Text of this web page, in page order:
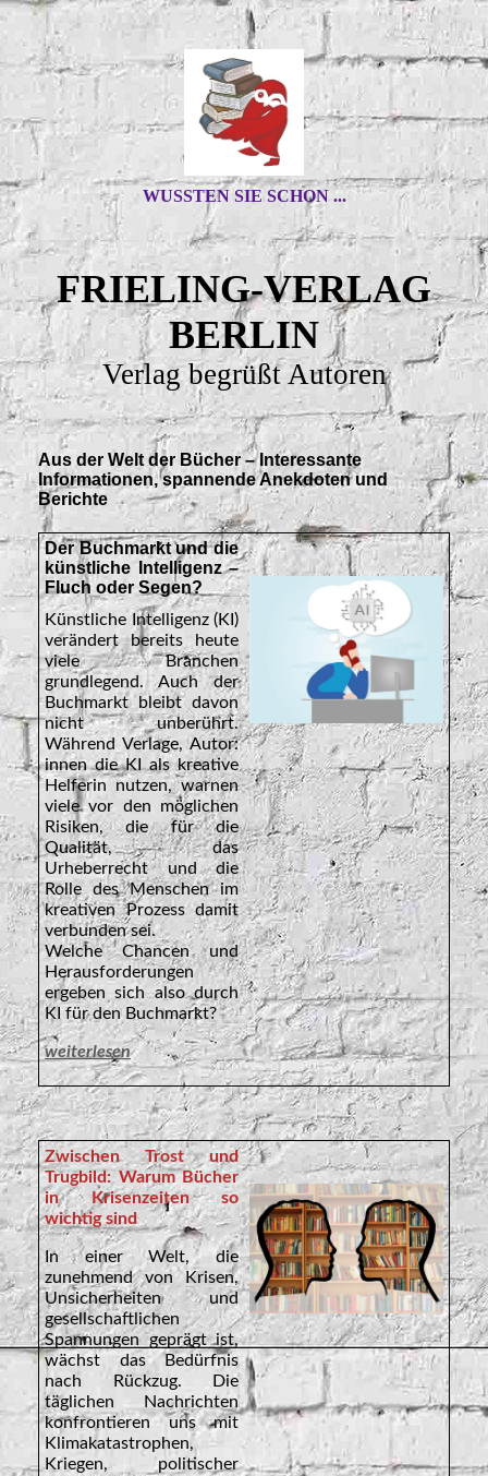
WUSSTEN SIE SCHON ...
FRIELING-VERLAG
BERLIN
Verlag begrüßt Autoren
Aus der Welt der Bücher – Interessante
Informationen, spannende Anekdoten und
Berichte
Der Buchmarkt und die
künstliche Intelligenz –
Fluch oder Segen?
Künstliche Intelligenz (KI)
verändert bereits heute
viele Branchen
grundlegend. Auch der
Buchmarkt bleibt davon
nicht unberührt.
Während Verlage, Autor:
innen die KI als kreative
Helferin nutzen, warnen
viele vor den möglichen
Risiken, die für die
Qualität, das
Urheberrecht und die
Rolle des Menschen im
kreativen Prozess damit
verbunden sei.
Welche Chancen und
Herausforderungen
ergeben sich also durch
KI für den Buchmarkt?
weiterlesen
Zwischen Trost und
Trugbild: Warum Bücher
in Krisenzeiten so
wichtig sind
In einer Welt, die
zunehmend von Krisen,
Unsicherheiten und
gesellschaftlichen
Spannungen geprägt ist,
wächst das Bedürfnis
nach Rückzug. Die
täglichen Nachrichten
konfrontieren uns mit
Klimakatastrophen,
Kriegen, politischer